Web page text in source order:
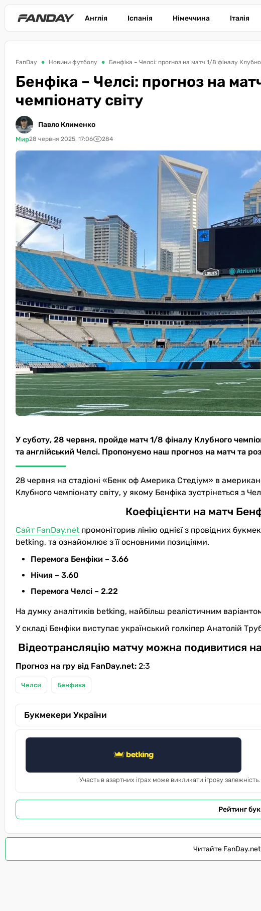
Англія Іспанія Німеччина Італія
FanDay Новини футболу Бенфіка – Челсі: прогноз на матч 1/8 фіналу
Бенфіка – Челсі: прогноз на
чемпіонату світу
Павло Клименко
Мир28 червня 2025, 17:06 284
У суботу, 28 червня, пройде матч 1/8 фіналу Клубного
та англійський Челсі. Пропонуємо наш прогноз на матч та
28 червня на стадіоні «Бенк оф Америка Стедіум» в
Клубного чемпіонату світу, у якому Бенфіка зустрінеться з
Коефіцієнти на матч
Сайт FanDay.net промоніторив лінію однієї з провідних
betking, та ознайомлює з її основними позиціями.
Перемога Бенфіки – 3.66
Нічия – 3.60
Перемога Челсі – 2.22
На думку аналітиків betking, найбільш реалістичним
У складі Бенфіки виступає український голкіпер Анатолій
Відеотрансляцію матчу можна подивитися
Прогноз на гру від FanDay.net: 2:3
Челси Бенфика
Букмекери України
Участь в азартних іграх може викликати ігрову
Рейтинг
Читайте